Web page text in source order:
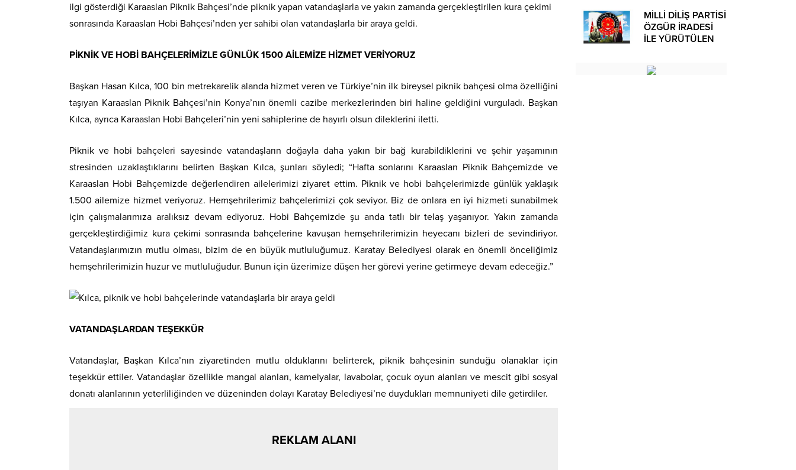
ilgi gösterdiği Karaaslan Piknik Bahçesi’nde piknik yapan vatandaşlarla ve yakın zamanda gerçekleştirilen kura çekimi
sonrasında Karaaslan Hobi Bahçesi’nden yer sahibi olan vatandaşlarla bir araya geldi.
PİKNİK VE HOBİ BAHÇELERİMİZLE GÜNLÜK 1500 AİLEMİZE HİZMET VERİYORUZ
Başkan Hasan Kılca, 100 bin metrekarelik alanda hizmet veren ve Türkiye’nin ilk bireysel piknik bahçesi olma özelliğini
taşıyan Karaaslan Piknik Bahçesi’nin Konya’nın önemli cazibe merkezlerinden biri haline geldiğini vurguladı. Başkan
Kılca, ayrıca Karaaslan Hobi Bahçeleri’nin yeni sahiplerine de hayırlı olsun dileklerini iletti.
Piknik ve hobi bahçeleri sayesinde vatandaşların doğayla daha yakın bir bağ kurabildiklerini ve şehir yaşamının
stresinden uzaklaştıklarını belirten Başkan Kılca, şunları söyledi; “Hafta sonlarını Karaaslan Piknik Bahçemizde ve
Karaaslan Hobi Bahçemizde değerlendiren ailelerimizi ziyaret ettim. Piknik ve hobi bahçelerimizde günlük yaklaşık
1.500 ailemize hizmet veriyoruz. Hemşehrilerimiz bahçelerimizi çok seviyor. Biz de onlara en iyi hizmeti sunabilmek
için çalışmalarımıza aralıksız devam ediyoruz. Hobi Bahçemizde şu anda tatlı bir telaş yaşanıyor. Yakın zamanda
gerçekleştirdiğimiz kura çekimi sonrasında bahçelerine kavuşan hemşehrilerimizin heyecanı bizleri de sevindiriyor.
Vatandaşlarımızın mutlu olması, bizim de en büyük mutluluğumuz. Karatay Belediyesi olarak en önemli önceliğimiz
hemşehrilerimizin huzur ve mutluluğudur. Bunun için üzerimize düşen her görevi yerine getirmeye devam edeceğiz.”
VATANDAŞLARDAN TEŞEKKÜR
Vatandaşlar, Başkan Kılca’nın ziyaretinden mutlu olduklarını belirterek, piknik bahçesinin sunduğu olanaklar için
teşekkür ettiler. Vatandaşlar özellikle mangal alanları, kamelyalar, lavabolar, çocuk oyun alanları ve mescit gibi sosyal
donatı alanlarının yeterliliğinden ve düzeninden dolayı Karatay Belediyesi’ne duydukları memnuniyeti dile getirdiler.
REKLAM ALANI
Basın Açıklaması
MİLLİ DİLİŞ PARTİSİ
ÖZGÜR İRADESİ
İLE YÜRÜTÜLEN
OLUŞUMUDUR